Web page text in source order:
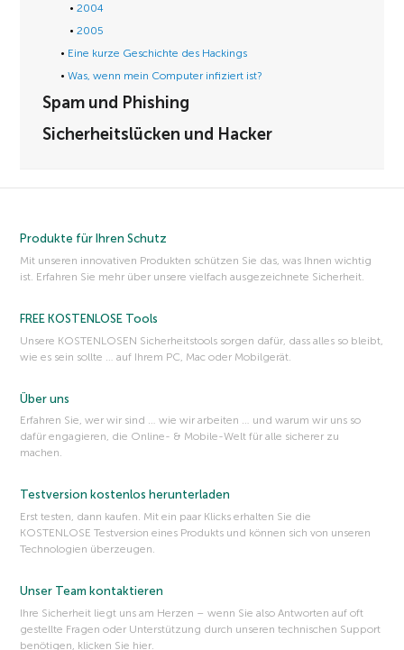
2004
2005
Eine kurze Geschichte des Hackings
Was, wenn mein Computer infiziert ist?
Spam und Phishing
Sicherheitslücken und Hacker
Produkte für Ihren Schutz
Mit unseren innovativen Produkten schützen Sie das, was Ihnen wichtig
ist. Erfahren Sie mehr über unsere vielfach ausgezeichnete Sicherheit.
FREE KOSTENLOSE Tools
Unsere KOSTENLOSEN Sicherheitstools sorgen dafür, dass alles so bleibt,
wie es sein sollte … auf Ihrem PC, Mac oder Mobilgerät.
Über uns
Erfahren Sie, wer wir sind … wie wir arbeiten … und warum wir uns so
dafür engagieren, die Online- & Mobile-Welt für alle sicherer zu
machen.
Testversion kostenlos herunterladen
Erst testen, dann kaufen. Mit ein paar Klicks erhalten Sie die
KOSTENLOSE Testversion eines Produkts und können sich von unseren
Technologien überzeugen.
Unser Team kontaktieren
Ihre Sicherheit liegt uns am Herzen – wenn Sie also Antworten auf oft
gestellte Fragen oder Unterstützung durch unseren technischen Support
benötigen, klicken Sie hier.